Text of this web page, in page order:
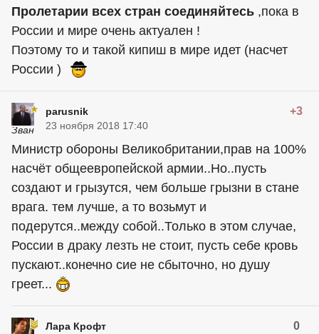
Пролетарии всех стран соединяйтесь ,пока в
России и мире очень актуален !
Поэтому то и такой кипиш в мире идет (насчет
России )
parusnik +3
23 ноября 2018 17:40
Министр обороны Великобритании,прав на 100%
насчёт общеевропейской армии..Но..пусть
создают и грызутся, чем больше грызни в стане
врага. тем лучше, а то возьмут и
подерутся..между собой..Только в этом случае,
России в драку лезть не стоит, пусть себе кровь
пускают..конечно сие не сбыточно, но душу
греет...
Лара Крофт 0